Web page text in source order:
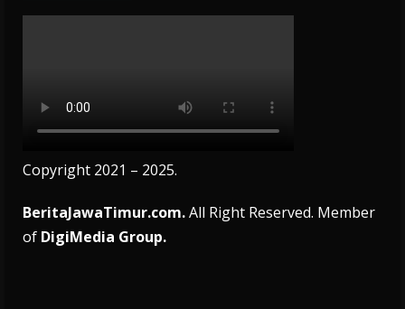
Copyright 2021 – 2025.
BeritaJawaTimur.com.All Right Reserved. Member
of DigiMedia Group.